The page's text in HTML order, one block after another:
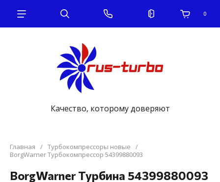
Качество, которому доверяют
0
Главная / Турбокомпрессоры новые
/
BorgWarner Турбокомпрессор 54399880093
BorgWarner Турбина 54399880093